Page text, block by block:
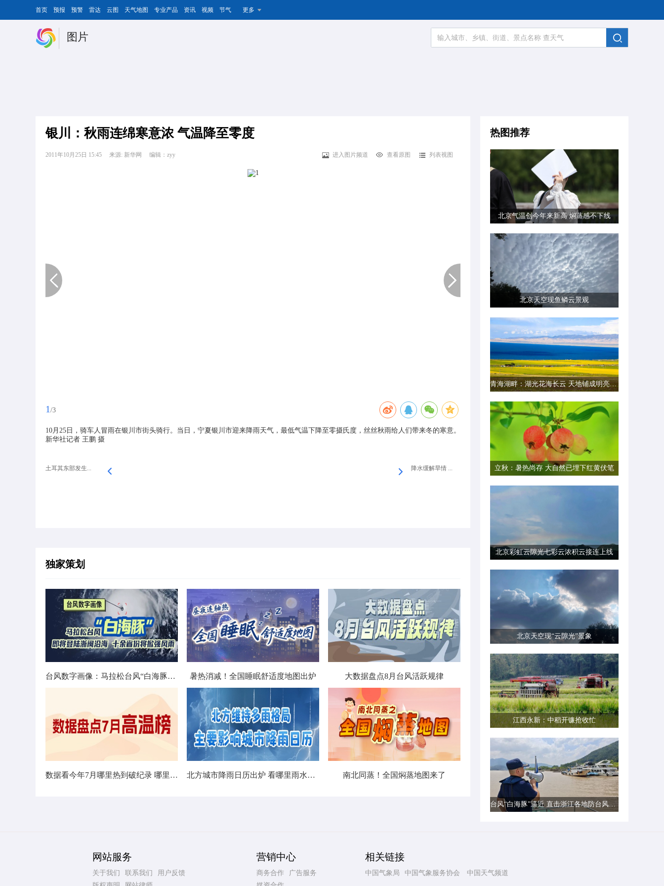
首页 预报 预警 雷达 云图 天气地图 专业产品 资讯 视频 节气 更多
图片
银川： 秋雨连绵寒意浓 气温降至零度
2011年10月25日 15:45 来源: 新华网 编辑：zyy 进入图片频道 查看原图 列表视图
1 /3
10月25日，骑车人冒雨在银川市街头骑行。当日，宁夏银川市迎来降雨天气，最低气温下降至零摄氏度，丝丝秋雨给人们带来冬的寒意。
新华社记者 王鹏 摄
土耳其东部发生... 降水缓解旱情 ...
独家策划
台风数字画像：马拉松台风“白海豚”将影响十余省份 暑热消减！全国睡眠舒适度地图出炉 大数据盘点8月台风活跃规律
数据看今年7月哪里热到破纪录 哪里暑热连轴转 北方城市降雨日历出炉 看哪里雨水超长待机 南北同蒸！全国焖蒸地图来了
热图推荐
北京气温创今年来新高 焖蒸感不下线
北京天空现鱼鳞云景观
青海湖畔：湖光花海长云 天地铺成明亮画卷
立秋：暑热尚存 大自然已埋下红黄伏笔
北京彩虹云隙光七彩云浓积云接连上线
北京天空现“云隙光”景象
江西永新：中稻开镰抢收忙
台风“白海豚”逼近 直击浙江各地防台风一线现场
网站服务
关于我们 联系我们
用户反馈
营销中心
商务合作
广告服务
相关链接
中国气象局 中国气象服务协会 中国天气频道